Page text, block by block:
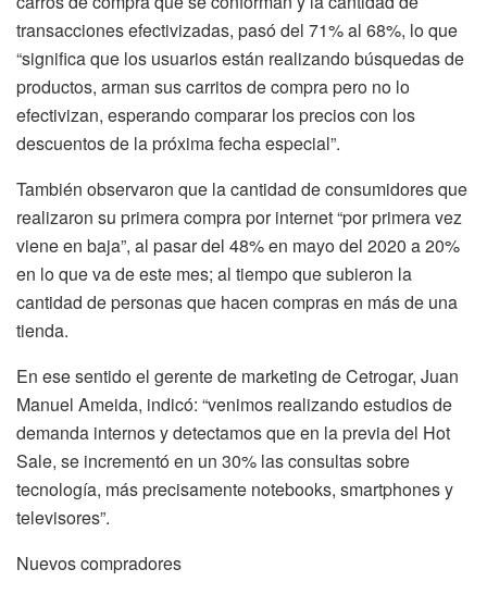
transacciones efectivizadas, pasó del 71% al 68%, lo que
“significa que los usuarios están realizando búsquedas de
productos, arman sus carritos de compra pero no lo
efectivizan, esperando comparar los precios con los
descuentos de la próxima fecha especial”.
También observaron que la cantidad de consumidores que
realizaron su primera compra por internet “por primera vez
viene en baja”, al pasar del 48% en mayo del 2020 a 20%
en lo que va de este mes; al tiempo que subieron la
cantidad de personas que hacen compras en más de una
tienda.
En ese sentido el gerente de marketing de Cetrogar, Juan
Manuel Ameida, indicó: “venimos realizando estudios de
demanda internos y detectamos que en la previa del Hot
Sale, se incrementó en un 30% las consultas sobre
tecnología, más precisamente notebooks, smartphones y
televisores”.
Nuevos compradores